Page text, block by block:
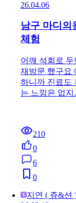
26.04.06
남구 마디의
체험
어깨 석회로
재방문 했구요
하니까 진료도
는 느낌은 없
210
0
6
0
지연 ( 쥬&션